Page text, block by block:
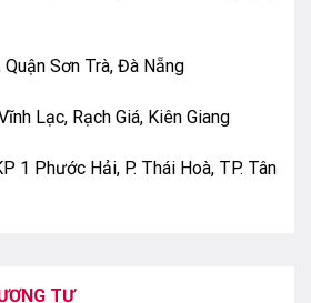
Color) – hiển thị dải màu rộng
cấp hình ảnh
giúp cải thiện nội dung độ
lại hình ảnh sắc nét hơn.
Sơn Trà, Đà Nẵng
Lạc, Rạch Giá, Kiên Giang
1 Phước Hải, P. Thái Hoà, TP. Tân
TỰ